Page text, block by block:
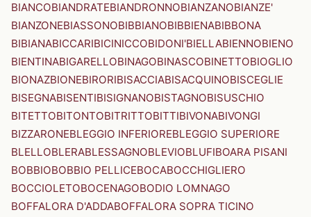
BIANCOBIANDRATEBIANDRONNOBIANZANOBIANZE'
BIANZONEBIASSONOBIBBIANOBIBBIENABIBBONA
BIBIANABICCARIBICINICCOBIDONI'BIELLABIENNOBIENO
BIENTINABIGARELLOBINAGOBINASCOBINETTOBIOGLIO
BIONAZBIONEBIRORIBISACCIABISACQUINOBISCEGLIE
BISEGNABISENTIBISIGNANOBISTAGNOBISUSCHIO
BITETTOBITONTOBITRITTOBITTIBIVONABIVONGI
BIZZARONEBLEGGIO INFERIOREBLEGGIO SUPERIORE
BLELLOBLERABLESSAGNOBLEVIOBLUFIBOARA PISANI
BOBBIOBOBBIO PELLICEBOCABOCCHIGLIERO
BOCCIOLETOBOCENAGOBODIO LOMNAGO
BOFFALORA D'ADDABOFFALORA SOPRA TICINO